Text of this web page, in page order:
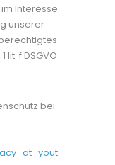
Interesse
unserer
lit. f DSGVO
bei